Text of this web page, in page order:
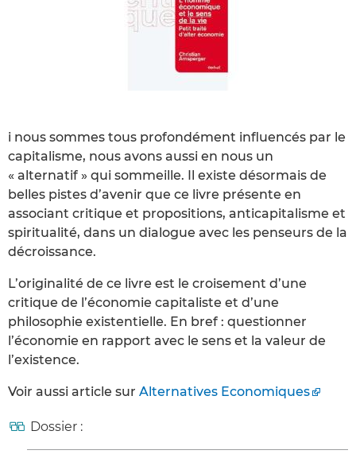
i nous sommes tous profondément influencés par le
capitalisme, nous avons aussi en nous un
« alternatif » qui sommeille. Il existe désormais de
belles pistes d’avenir que ce livre présente en
associant critique et propo­sitions, anti­capitalisme et
spiritualité, dans un dialogue avec les penseurs de la
décroissance.
L’originalité de ce livre est le croisement d’une
critique de l’économie capita­liste et d’une
philosophie existentielle. En bref : questionner
l’économie en rapport avec le sens et la valeur de
l’existence.
Voir aussi article sur Alternatives Economiques
Dossier :